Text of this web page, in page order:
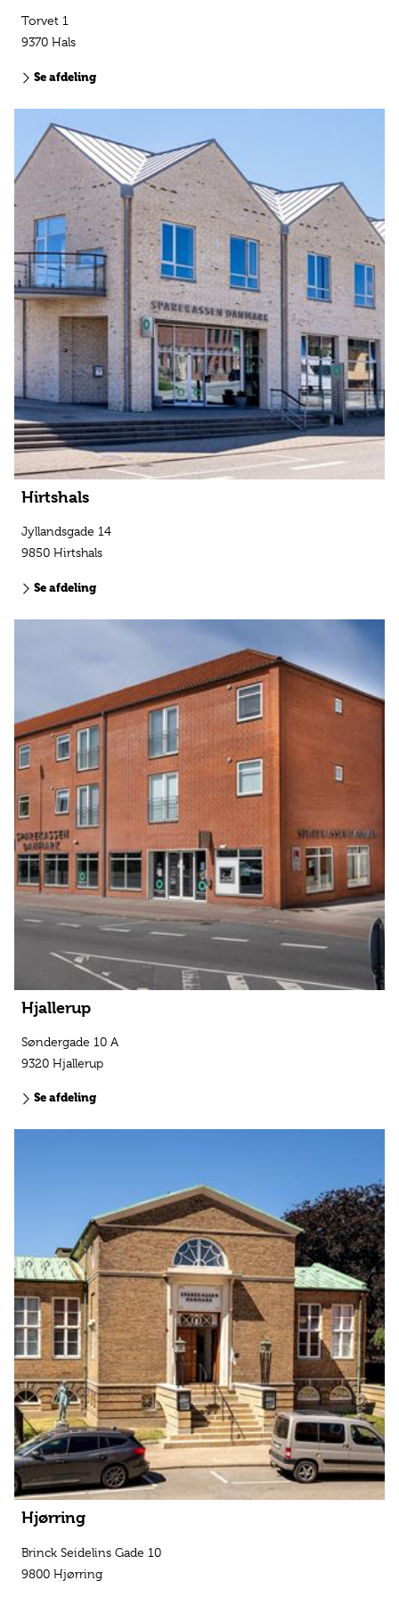
Torvet 1
9370 Hals
Se afdeling
Hirtshals
Jyllandsgade 14
9850 Hirtshals
Se afdeling
Hjallerup
Søndergade 10 A
9320 Hjallerup
Se afdeling
Hjørring
Brinck Seidelins Gade 10
9800 Hjørring